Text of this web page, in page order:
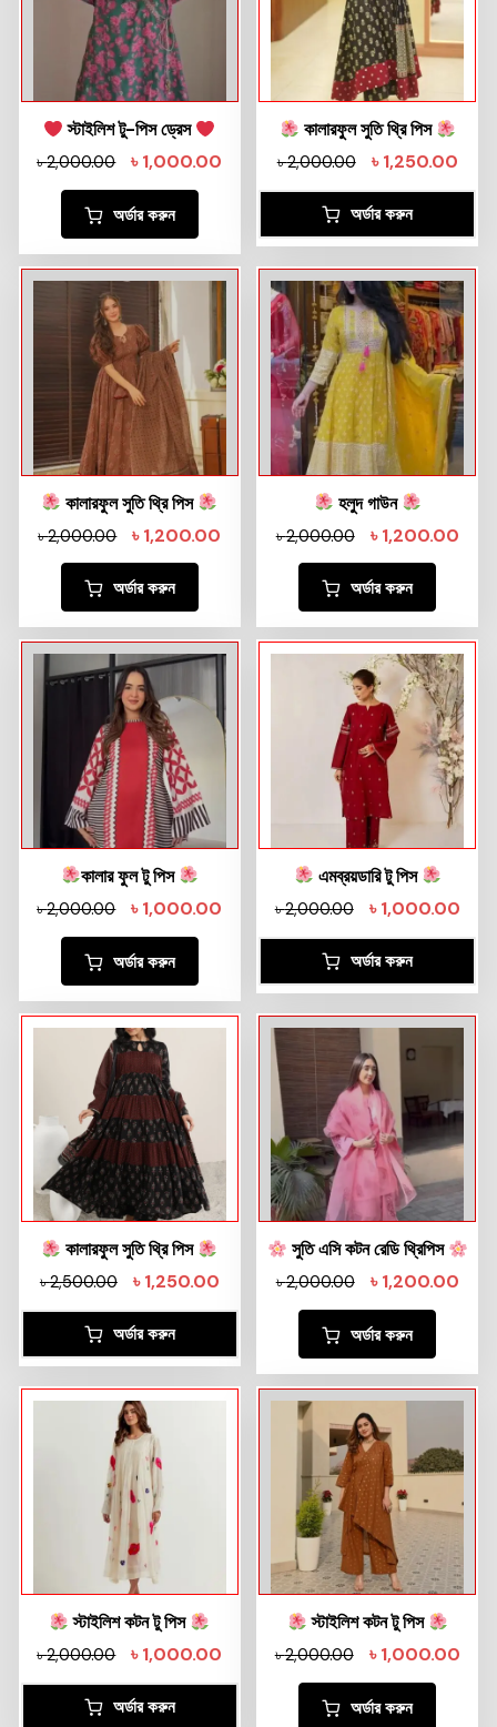
স্টাইলিশ টু-পিস ড্রেস
৳2,000.00 ৳1,000.00
অর্ডার করুন
কালারফুল সুতি থ্রি পিস
৳2,000.00 ৳1,250.00
অর্ডার করুন
কালারফুল সুতি থ্রি পিস
৳2,000.00 ৳1,200.00
অর্ডার করুন
হলুদ গাউন
৳2,000.00 ৳1,200.00
অর্ডার করুন
কালার ফুল টু পিস
৳2,000.00 ৳1,000.00
অর্ডার করুন
এমব্রয়ডারি টু পিস
৳2,000.00 ৳1,000.00
অর্ডার করুন
কালারফুল সুতি থ্রি পিস
৳2,500.00 ৳1,250.00
অর্ডার করুন
সুতি এসি কটন রেডি থ্রিপিস
৳2,000.00 ৳1,200.00
অর্ডার করুন
স্টাইলিশ কটন টু পিস
৳2,000.00 ৳1,000.00
অর্ডার করুন
স্টাইলিশ কটন টু পিস
৳2,000.00 ৳1,000.00
অর্ডার করুন